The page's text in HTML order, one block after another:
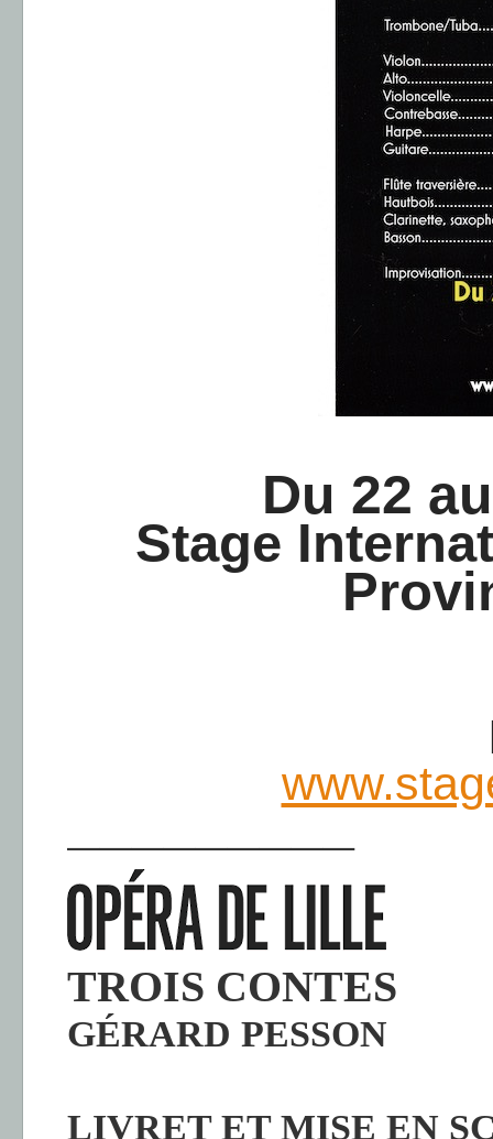
Du 22
Stage
—————————
TROIS CONTES
GÉRARD PESSON
LIVRET ET MISE EN